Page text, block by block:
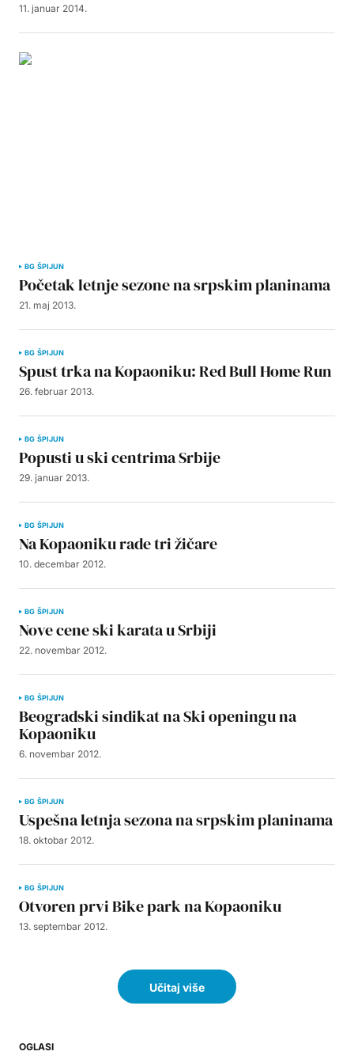
11. januar 2014.
BG ŠPIJUN
Početak letnje sezone na srpskim planinama
21. maj 2013.
BG ŠPIJUN
Spust trka na Kopaoniku: Red Bull Home Run
26. februar 2013.
BG ŠPIJUN
Popusti u ski centrima Srbije
29. januar 2013.
BG ŠPIJUN
Na Kopaoniku rade tri žičare
10. decembar 2012.
BG ŠPIJUN
Nove cene ski karata u Srbiji
22. novembar 2012.
BG ŠPIJUN
Beogradski sindikat na Ski openingu na
Kopaoniku
6. novembar 2012.
BG ŠPIJUN
Uspešna letnja sezona na srpskim planinama
18. oktobar 2012.
BG ŠPIJUN
Otvoren prvi Bike park na Kopaoniku
13. septembar 2012.
Učitaj više
OGLASI